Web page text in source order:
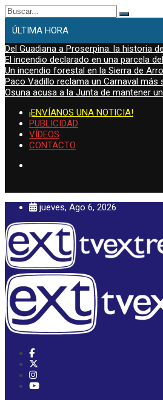
Buscar:
ÚLTIMA HORA
Del Guadiana a Proserpina: la historia
El incendio declarado en una parcela
Un incendio forestal en la Sierra de
Paco Vadillo reclama un Carnaval
Osuna acusa a la Junta de mantener
¡ENVÍANOS UNA NOTICIA!
PUBLICIDAD
VÍDEOS
CONTACTO
jueves, Ago 6, 2026